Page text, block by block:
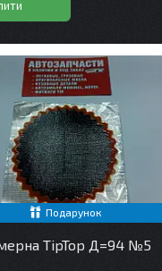
Подарунок
TipTop Д=94 №5